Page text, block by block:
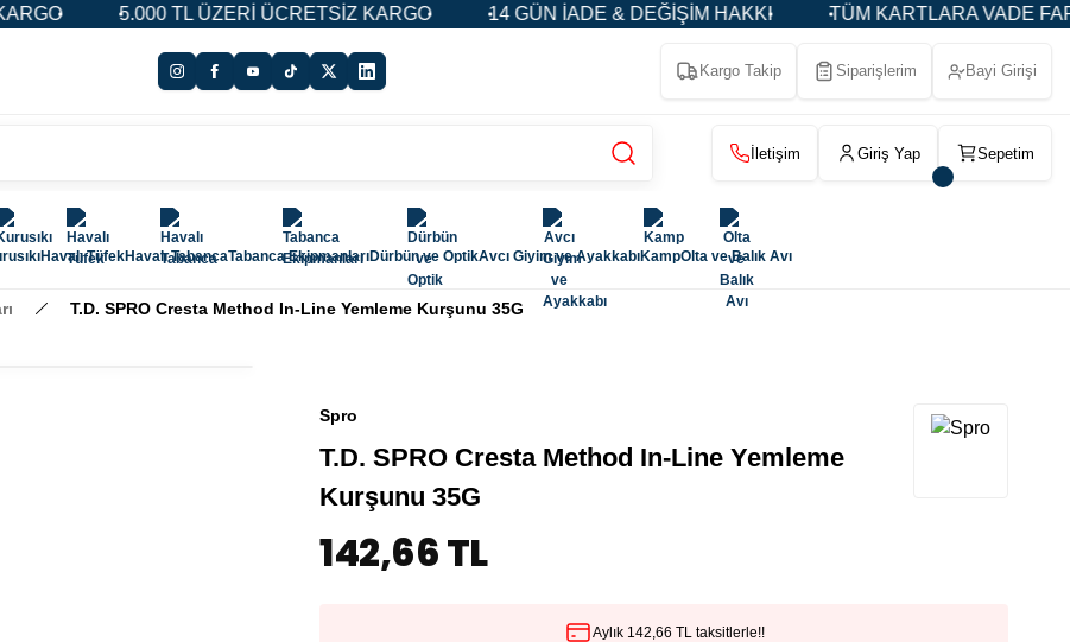
5.000 TL ÜZERİ ÜCRETSİZ KARGO 14 GÜN İADE & DEĞİŞİM HAKKI TÜM KARTLARA VADE
Kargo Takip Siparişlerim Bayi Girişi
İletişim Giriş Yap Sepetim
Havalı TüfekHavalı TabancaTabanca EkipmanlarıDürbün ve OptikAvcı Giyim ve AyakkabıKampOlta ve Balık Avı
T.D. SPRO Cresta Method In-Line Yemleme Kurşunu 35G
Spro
T.D. SPRO Cresta Method In-Line Yemleme
Kurşunu 35G
142,66 TL
Aylık 142,66 TL taksitlerle!!